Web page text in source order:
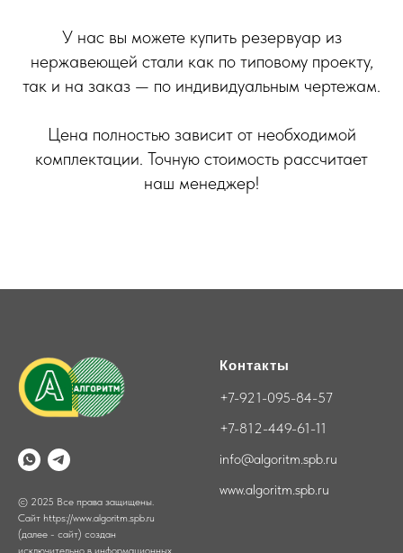
У нас вы можете купить резервуар из
нержавеющей стали как по типовому проекту,
так и на заказ — по индивидуальным чертежам.
Цена полностью зависит от необходимой
комплектации. Точную стоимость рассчитает
наш менеджер!
© 2025 Все права защищены.
Сайт https://www.algoritm.spb.ru
(далее - сайт) создан
исключительно в информационных
Контакты
+7-921-095-84-57
+7-812-449-61-11
info@algoritm.spb.ru
www.algoritm.spb.ru